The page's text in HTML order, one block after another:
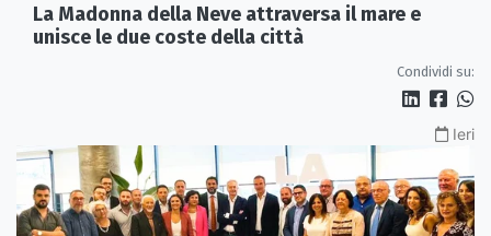
La Madonna della Neve attraversa il mare e
unisce le due coste della città
Condividi su:
Ieri